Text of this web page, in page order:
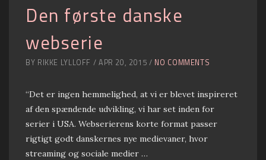
Den første danske
webserie
BY RIKKE LYLLOFF / APR 20, 2015 / NO COMMENTS
“Det er ingen hemmelighed, at vi er blevet inspireret
af den spændende udvikling, vi har set inden for
serier i USA. Webserierens korte format passer
rigtigt godt danskernes nye medievaner, hvor
streaming og sociale medier …